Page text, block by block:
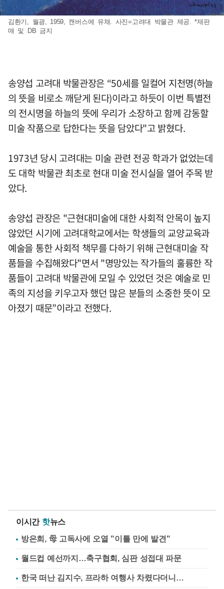
김환기, 월광, 1959, 캔버스에 유채. 사진=고려대 박물관 제공. *재판
매 및 DB 금지
송양섭 고려대 박물관장은 “50세를 일컬어 지천명(하늘
의 뜻을 비로소 깨닫게 된다)이라고 하듯이 이번 특별전
의 전시명을 하늘의 뜻에 우리가 소장하고 함께 감동할
미술 작품으로 답한다는 뜻을 담았다"고 밝혔다.
1973년 당시 고려대는 미술 관련 전공 학과가 없었는데
도 대학 박물관 최초로 현대 미술 전시실을 열어 주목 받
았다.
송양섭 관장은 "근현대미술에 대한 사회적 안목이 높지
않았던 시기에 고려대학교에서는 학생들의 교양교육과
예술을 통한 사회적 책무를 다하기 위해 근현대미술 작
품들을 수집해왔다"면서 "명망있는 작가들의 훌륭한 작
품들이 고려대 박물관에 모일 수 있었던 것은 예술로 민
족의 지성을 키우고자 했던 많은 분들의 소중한 뜻이 모
아졌기 때문”이라고 전했다.
이시간 핫뉴스
방은희, 母 고독사에 오열 "이틀 만에 발견"
월드컵 예선까지…축구협회, 심판 성접대 파문
한국 떠난 김지수, 프라하 여행사 차렸다더니…